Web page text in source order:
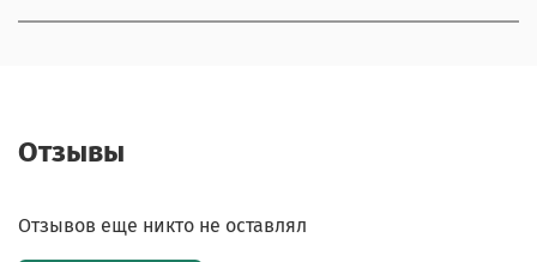
Отзывы
Отзывов еще никто не оставлял